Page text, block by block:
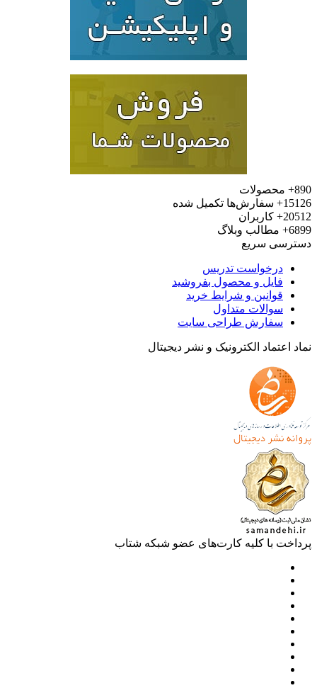
محصولات
سفارش‌ها تکمیل شده
کاربران
مطالب وبلاگ
سریع
درخواست تدریس
فایل و محصول بفروشید
قوانین و شرایط خرید
سوالات متداول
سفارش طراحی سایت
اعتماد الکترونیک و نشر دیجیتال
با کلیه کارت‌های عضو شبکه شتاب